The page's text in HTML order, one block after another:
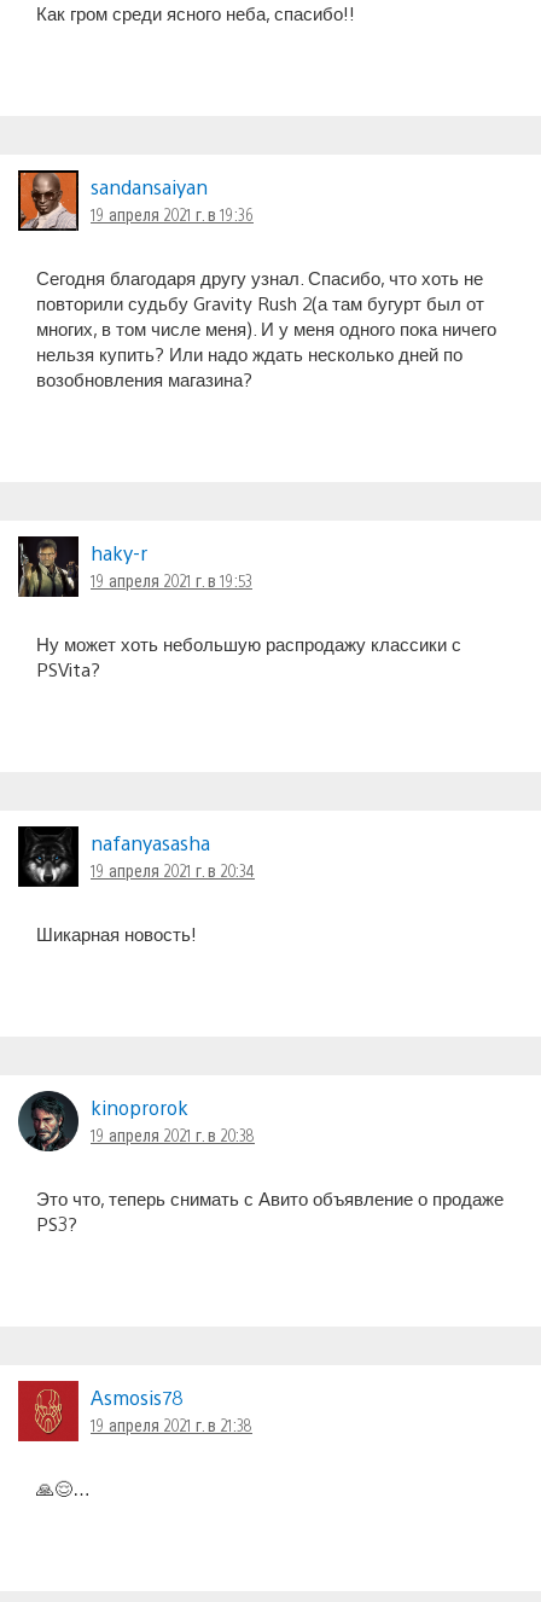
Как гром среди ясного неба, спасибо!!
sandansaiyan
19 апреля 2021 г. в 19:36
Сегодня благодаря другу узнал. Спасибо, что хоть не
повторили судьбу Gravity Rush 2(а там бугурт был от
многих, в том числе меня). И у меня одного пока ничего
нельзя купить? Или надо ждать несколько дней по
возобновления магазина?
haky-r
19 апреля 2021 г. в 19:53
Ну может хоть небольшую распродажу классики с
PSVita?
nafanyasasha
19 апреля 2021 г. в 20:34
Шикарная новость!
kinoprorok
19 апреля 2021 г. в 20:38
Это что, теперь снимать с Авито объявление о продаже
PS3?
Asmosis78
19 апреля 2021 г. в 21:38
🙏😌…